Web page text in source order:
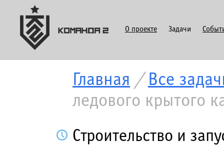
О проекте Задачи
Главная / Все
ледового крытого
Строительство и